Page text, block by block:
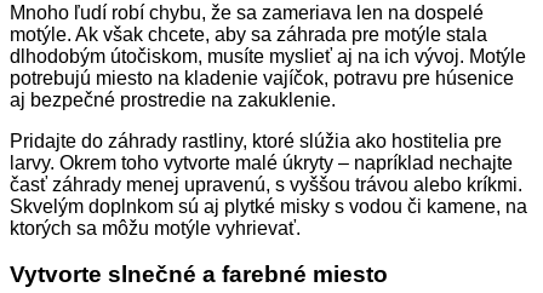
Mnoho ľudí robí chybu, že sa zameriava len na dospelé
motýle. Ak však chcete, aby sa záhrada pre motýle stala
dlhodobým útočiskom, musíte myslieť aj na ich vývoj. Motýle
potrebujú miesto na kladenie vajíčok, potravu pre húsenice
aj bezpečné prostredie na zakuklenie.
Pridajte do záhrady rastliny, ktoré slúžia ako hostitelia pre
larvy. Okrem toho vytvorte malé úkryty – napríklad nechajte
časť záhrady menej upravenú, s vyššou trávou alebo kríkmi.
Skvelým doplnkom sú aj plytké misky s vodou či kamene, na
ktorých sa môžu motýle vyhrievať.
Vytvorte slnečné a farebné miesto